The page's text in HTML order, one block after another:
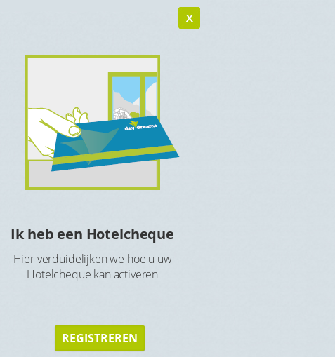
Ik heb een Hotelcheque
Hier verduidelijken we hoe u uw
Hotelcheque kan activeren
REGISTREREN